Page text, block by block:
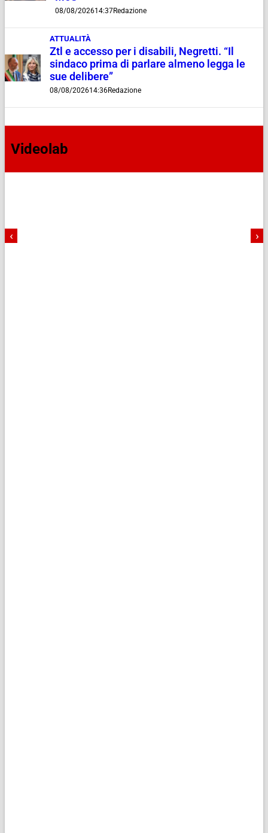
08/08/202614:37Redazione
ATTUALITÀ
Ztl e accesso per i disabili, Negretti. “Il
sindaco prima di parlare almeno legga le
sue delibere”
08/08/202614:36Redazione
Videolab
‹ ›